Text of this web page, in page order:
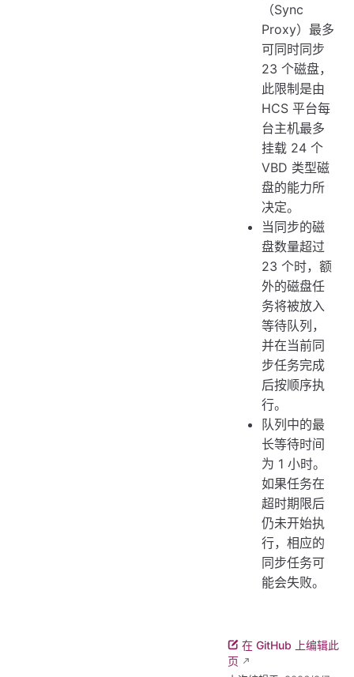
（Sync
Proxy）最多
可同时同步
23 个磁盘，
此限制是由
HCS 平台每
台主机最多
挂载 24 个
VBD 类型磁
盘的能力所
决定。
当同步的磁
盘数量超过
23 个时，额
外的磁盘任
务将被放入
等待队列，
并在当前同
步任务完成
后按顺序执
行。
队列中的最
长等待时间
为 1 小时。
如果任务在
超时期限后
仍未开始执
行，相应的
同步任务可
能会失败。
在 GitHub 上编辑此
页